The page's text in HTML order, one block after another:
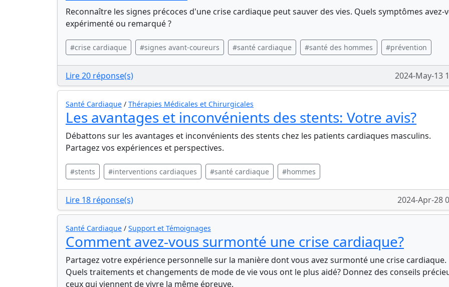
Reconnaître les signes précoces d'une crise cardiaque peut sauver des vies. Quels symptômes avez-
expérimenté ou remarqué ?
#crise cardiaque #signes avant-coureurs #santé cardiaque #santé des hommes #prévention
Lire 20 réponse(s) 2024-May-13
Santé Cardiaque / Thérapies Médicales et Chirurgicales
Les avantages et inconvénients des stents: Votre avis?
Débattons sur les avantages et inconvénients des stents chez les patients cardiaques masculins.
Partagez vos expériences et perspectives.
#stents #interventions cardiaques #santé cardiaque #hommes
Lire 18 réponse(s) 2024-Apr-28
Santé Cardiaque / Support et Témoignages
Comment avez-vous surmonté une crise cardiaque?
Partagez votre expérience personnelle sur la manière dont vous avez surmonté une crise cardiaque.
Quels traitements et changements de mode de vie vous ont le plus aidé? Donnez des conseils
ceux qui viennent de vivre la même épreuve.